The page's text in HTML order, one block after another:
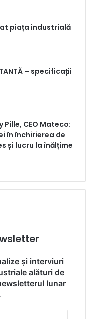
piața industrială
– specificații
Pille, CEO Mateco:
în închirierea de
și lucru la înălțime
și interviuri
alături de
lunar